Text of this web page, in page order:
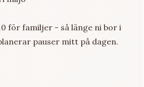
för familjer - så länge ni bor i
pauser mitt på dagen.